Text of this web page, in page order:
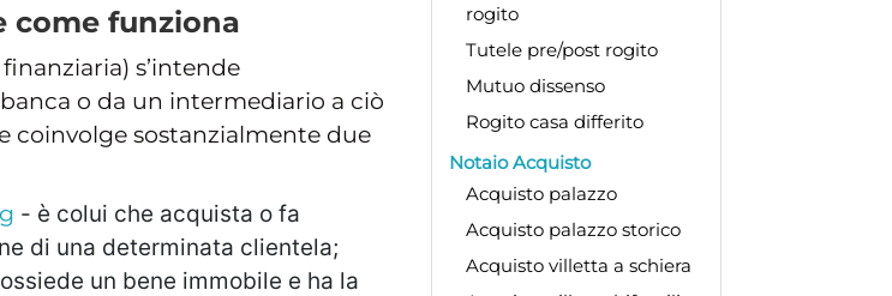
come funziona
s’intende
o da un intermediario a ciò
coinvolge sostanzialmente due
- è colui che acquista o fa
di una determinata clientela;
un bene immobile e ha la
rogito
Tutele pre/post rogito
Mutuo dissenso
Rogito casa differito
Notaio Acquisto
Acquisto palazzo
Acquisto palazzo storico
Acquisto villetta a schiera